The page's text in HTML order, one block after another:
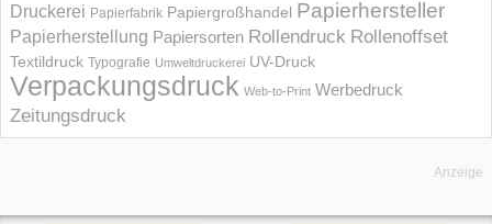
Druckerei Papierfabrik Papiergroßhandel Papierhersteller
Papierherstellung Papiersorten Rollendruck Rollenoffset
Textildruck Typografie Umweltdruckerei UV-Druck
Verpackungsdruck Web-to-Print Werbedruck
Zeitungsdruck
Anzeige